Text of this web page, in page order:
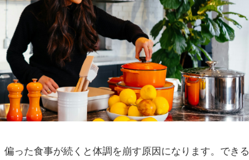
った食事が続くと体調を崩す原因になります。できる